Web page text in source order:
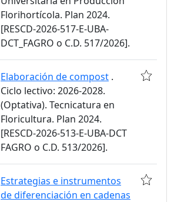
Florihortícola. Plan 2024.
[RESCD-2026-517-E-UBA-
DCT_FAGRO o C.D. 517/2026].
Elaboración de compost .
Ciclo lectivo: 2026-2028.
(Optativa). Tecnicatura en
Floricultura. Plan 2024.
[RESCD-2026-513-E-UBA-DCT
FAGRO o C.D. 513/2026].
Estrategias e instrumentos
de diferenciación en cadenas